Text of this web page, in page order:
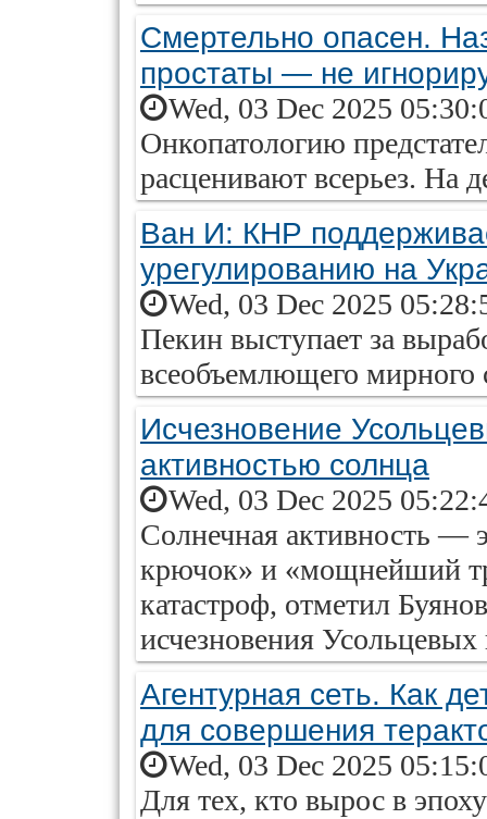
Смертельно опасен.
простаты — не
Wed, 03 Dec 2025
Онкопатологию
расценивают всерьез. На
Ван И: КНР
урегулированию на
Wed, 03 Dec 2025
Пекин выступает за
всеобъемлющего мирного
Исчезновение
активностью солнца
Wed, 03 Dec 2025
Солнечная активность —
крючок» и «мощнейший
катастроф, отметил
исчезновения
Агентурная сеть. Как
для совершения
Wed, 03 Dec 2025
Для тех, кто вырос в